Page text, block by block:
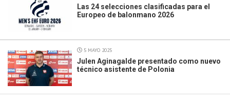
Las 24 selecciones clasificadas para el
Europeo de balonmano 2026
5 MAYO 2025
Julen Aginagalde presentado como nuevo
técnico asistente de Polonia